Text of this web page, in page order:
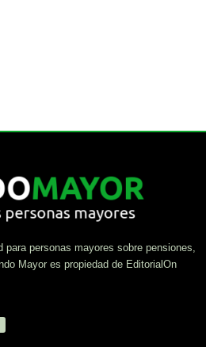
para personas mayores sobre pensiones,
Mayor es propiedad de EditorialOn